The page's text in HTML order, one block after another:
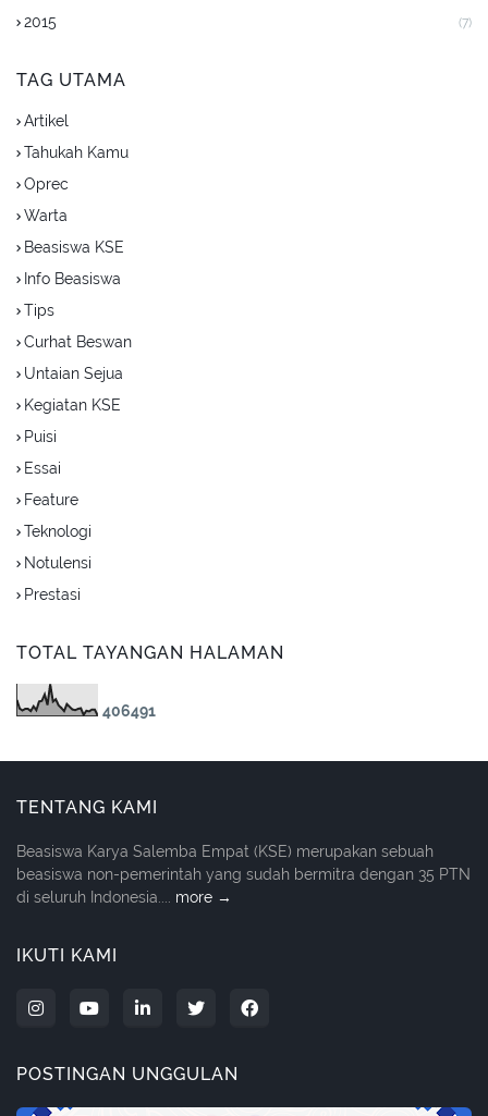
2015 (7)
TAG UTAMA
Artikel
Tahukah Kamu
Oprec
Warta
Beasiswa KSE
Info Beasiswa
Tips
Curhat Beswan
Untaian Sejua
Kegiatan KSE
Puisi
Essai
Feature
Teknologi
Notulensi
Prestasi
TOTAL TAYANGAN HALAMAN
406491
TENTANG KAMI
Beasiswa Karya Salemba Empat (KSE) merupakan sebuah
beasiswa non-pemerintah yang sudah bermitra dengan 35 PTN
di seluruh Indonesia.... more →
IKUTI KAMI
POSTINGAN UNGGULAN